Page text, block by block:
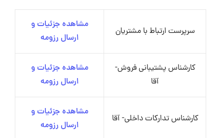
سرپرست ارتباط با مشتریان
مشاهده جزئیات و
ارسال رزومه
کارشناس پشتیبانی فروش-
آقا
مشاهده جزئیات و
ارسال رزومه
کارشناس تدارکات داخلی- آقا
مشاهده جزئیات و
ارسال رزومه